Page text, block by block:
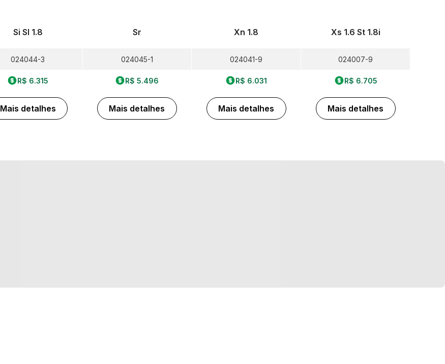
Si Sl 1.8
024044-3
R$ 6.315
Mais detalhes
Sr
024045-1
R$ 5.496
Mais detalhes
Xn 1.8
024041-9
R$ 6.031
Mais detalhes
Xs 1.6 St 1.8i
024007-9
R$ 6.705
Mais detalhes